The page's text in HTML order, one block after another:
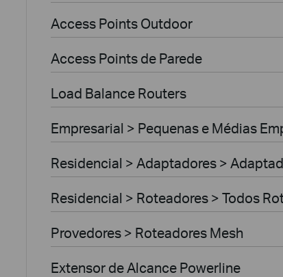
Access Points Outdoor
Access Points de Parede
Load Balance Routers
Empresarial > Pequenas e Médias
Residencial > Adaptadores >
Residencial > Roteadores > Todos
Provedores > Roteadores Mesh
Extensor de Alcance Powerline